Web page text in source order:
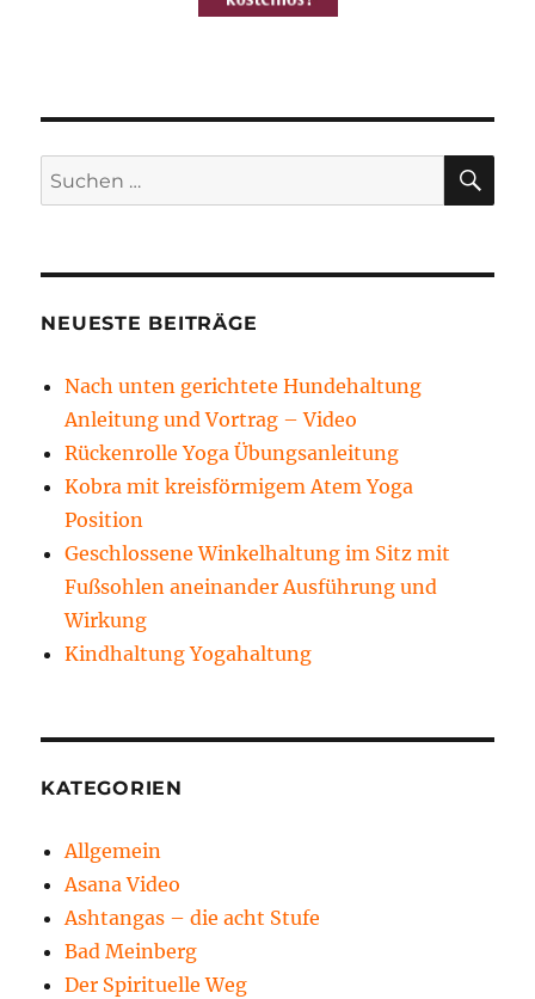
Suchen
nach:
NEUESTE BEITRÄGE
Nach unten gerichtete Hundehaltung
Anleitung und Vortrag – Video
Rückenrolle Yoga Übungsanleitung
Kobra mit kreisförmigem Atem Yoga
Position
Geschlossene Winkelhaltung im Sitz mit
Fußsohlen aneinander Ausführung und
Wirkung
Kindhaltung Yogahaltung
KATEGORIEN
Allgemein
Asana Video
Ashtangas – die acht Stufe
Bad Meinberg
Der Spirituelle Weg